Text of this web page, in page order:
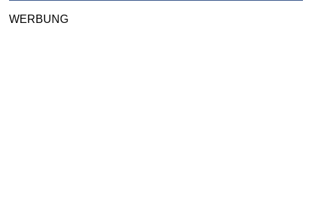
WERBUNG